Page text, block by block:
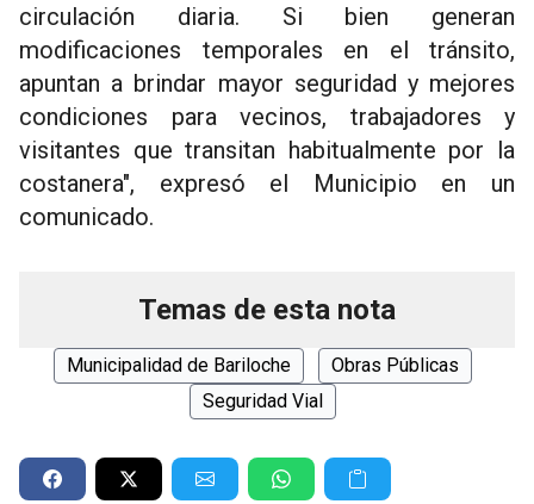
circulación diaria. Si bien generan
modificaciones temporales en el tránsito,
apuntan a brindar mayor seguridad y mejores
condiciones para vecinos, trabajadores y
visitantes que transitan habitualmente por la
costanera", expresó el Municipio en un
comunicado.
Temas de esta nota
Municipalidad de Bariloche
Obras Públicas
Seguridad Vial